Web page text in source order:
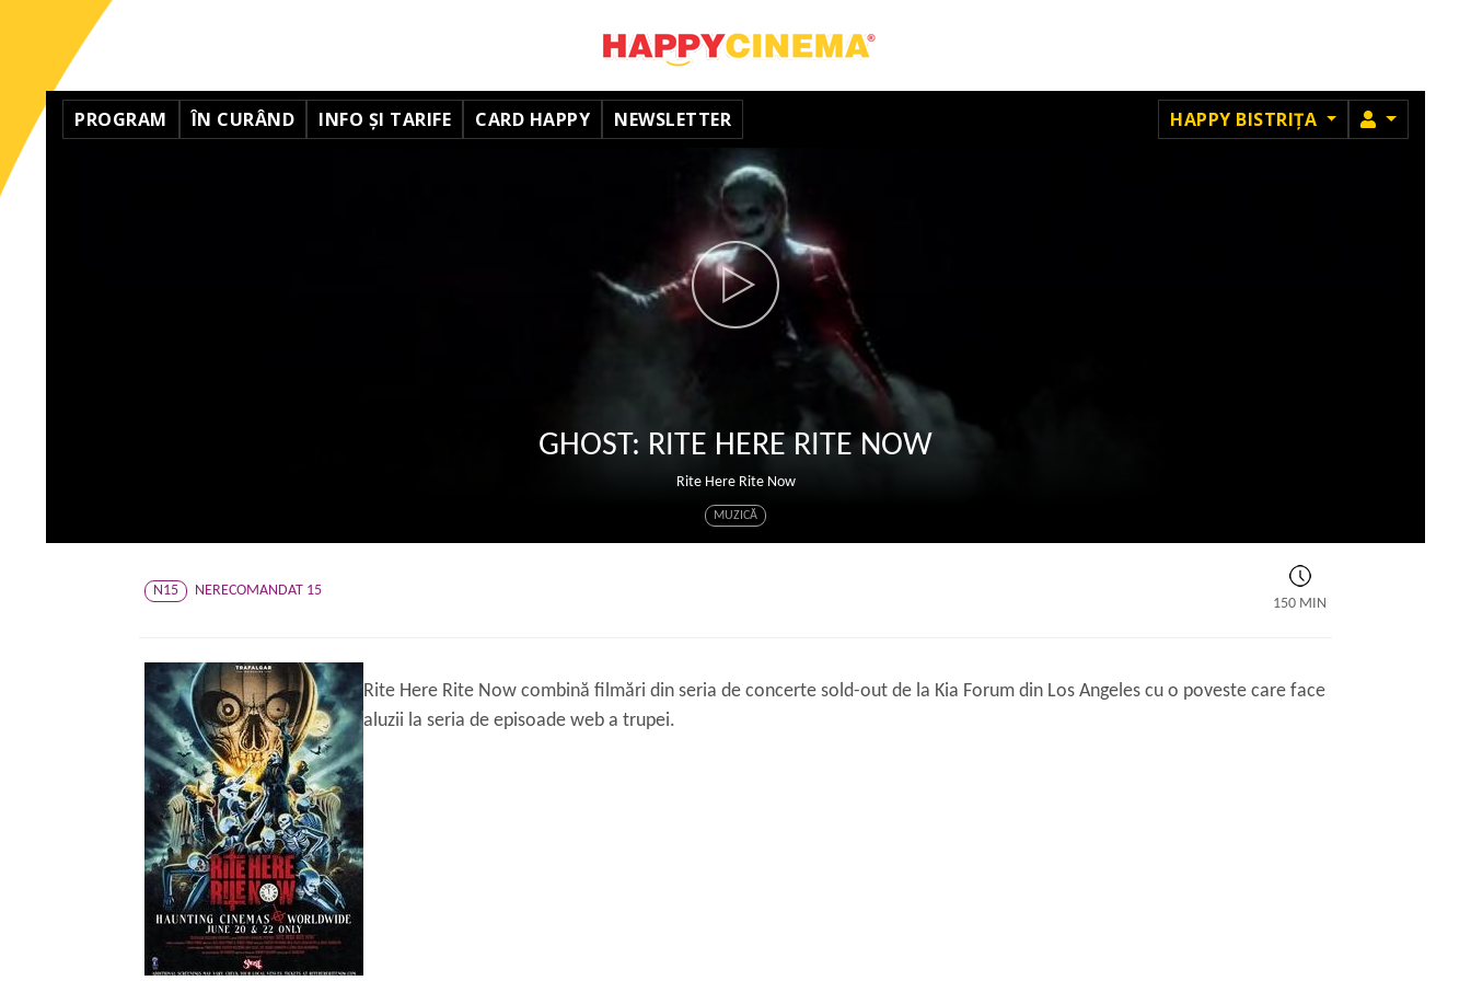
PROGRAM ÎN CURÂND INFO ȘI TARIFE CARD HAPPY NEWSLETTER HAPPY BISTRIȚA MEMBRU
GHOST: RITE HERE RITE NOW
Rite Here Rite Now
MUZICĂ
N15
NERECOMANDAT 15
150 MIN
Rite Here Rite Now combină filmări din seria de concerte sold-out de la Kia Forum din Los Angeles cu o poveste care face
aluzii la seria de episoade web a trupei.